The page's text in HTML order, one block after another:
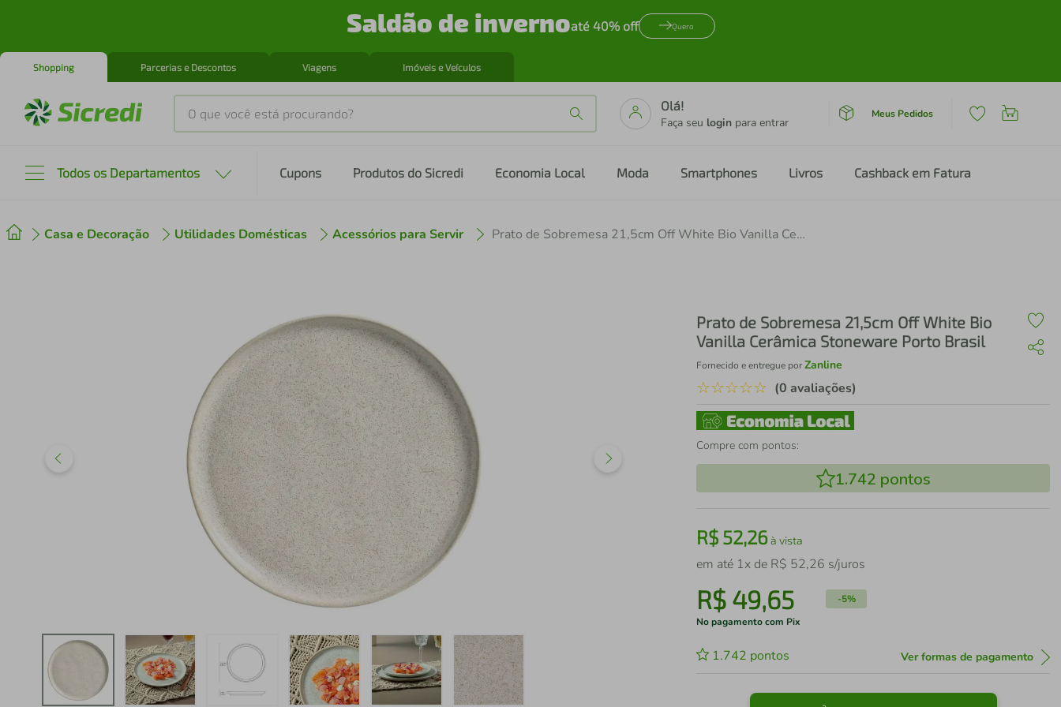
Saldão de invernoaté 40% off Quero
Shopping Parcerias e Descontos Viagens Imóveis e Veículos
O que você está procurando?
Olá!
Faça seu login para entrar
Meus Pedidos
Todos os Departamentos Cupons Produtos do Sicredi Economia Local Moda Smartphones Livros Cashback em Fatura
Casa e Decoração Utilidades Domésticas Acessórios para Servir Prato de Sobremesa 21,5cm Off White Bio Vanilla Cerâmica Stoneware Porto Brasil
Prato de Sobremesa 21,5cm Off White Bio
Vanilla Cerâmica Stoneware Porto Brasil
Fornecido e entregue porZanline
☆☆☆☆☆ (0 avaliações)
Compre com pontos:
1.742 pontos
R$52,26à vista
em até 1x de R$ 52,26 s/juros
R$ 49,65 -5%
No pagamento com Pix
1.742 pontos Ver formas de pagamento
º cafeteira
iphone